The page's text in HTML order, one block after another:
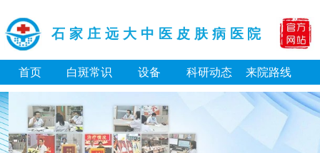
石家庄远大中医皮肤病医院
首页 白斑常识 设备 科研动态 来院路线